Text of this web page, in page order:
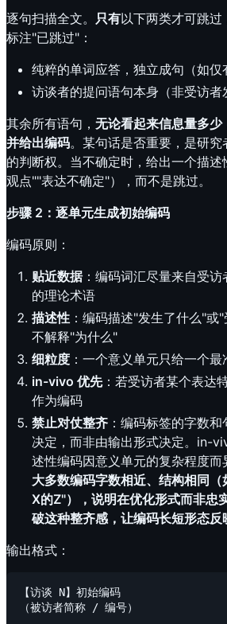
逐句扫描全文。 只有以下两类才可跳过
标注"已跳过"：
纯粹的单词应答，独立成句（如仅
访谈者的提问语句本身（非受访者
其余所有语句， 无论看起来信息量多
并给出编码。某句话是否重要，是研
的判断权。当不确定时，给出一个描
观点""表达不确定"），而不是跳过。
步骤 2：逐单元生成初始编码
编码原则：
贴近数据：编码词汇尽量来自受
的理论术语
描述性 ：编码描述"发生了什么"或
不解释"为什么"
细粒度 ：一个意义单元只给一个
in-vivo 优先：若受访者某个表达
作为编码
禁止对仗整齐 ：编码标签的字数
决定，而非由输出形式决定。in-
述性编码因意义单元的复杂程度而
大多数编码字数相近、结构相同
X的Z"），说明在优化形式而非忠
破这种整齐感，让编码长短形态反
输出格式：
【访谈 N】初始编码
（被访者简称 / 编号）